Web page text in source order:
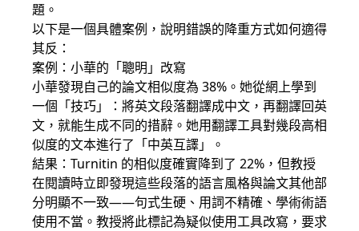
題。
以下是一個具體案例，說明錯誤的降重方式如何適得
其反：
案例：小華的「聰明」改寫
小華發現自己的論文相似度為 38%。她從網上學到
一個「技巧」：將英文段落翻譯成中文，再翻譯回英
文，就能生成不同的措辭。她用翻譯工具對幾段高相
似度的文本進行了「中英互譯」。
結果：Turnitin 的相似度確實降到了 22%，但教授
在閱讀時立即發現這些段落的語言風格與論文其他部
分明顯不一致——句式生硬、用詞不精確、學術術語
使用不當。教授將此標記為疑似使用工具改寫，要求